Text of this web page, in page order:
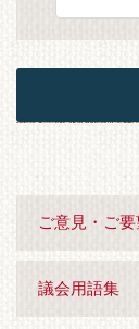
ご意見・ご
議会用語集